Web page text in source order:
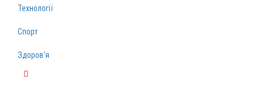
Технології
Спорт
Здоров‘я